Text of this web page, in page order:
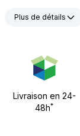
Plus de détails
Livraison en 24-
48h*